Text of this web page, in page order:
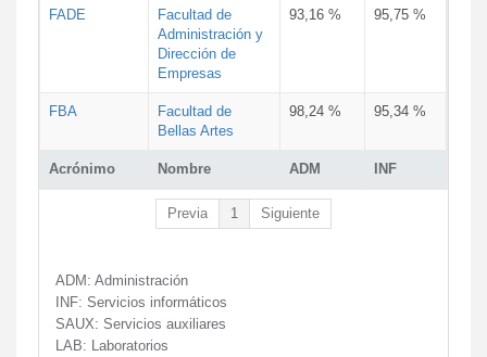
Acrónimo Nombre ADM INF
FADE
Facultad de
Administración y
Dirección de
Empresas
93,16 % 95,75 %
FBA
Facultad de
Bellas Artes
98,24 % 95,34 %
Previa 1 Siguiente
ADM: Administración
INF: Servicios informáticos
SAUX: Servicios auxiliares
LAB: Laboratorios